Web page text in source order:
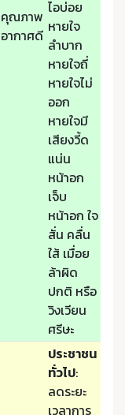
คุณภาพ
อากาศดี
ไอบ่อย
หายใจ
ลำบาก
หายใจถี่
หายใจไม่
ออก
หายใจมี
เสียงวี้ด
แน่น
หน้าอก
เจ็บ
หน้าอก ใจ
สั่น คลื่น
ใส้ เมื่อย
ล้าผิด
ปกติ หรือ
วิงเวียน
ศรีษะ
ประชาชน
ทั่วไป:
ลดระยะ
เวลาการ